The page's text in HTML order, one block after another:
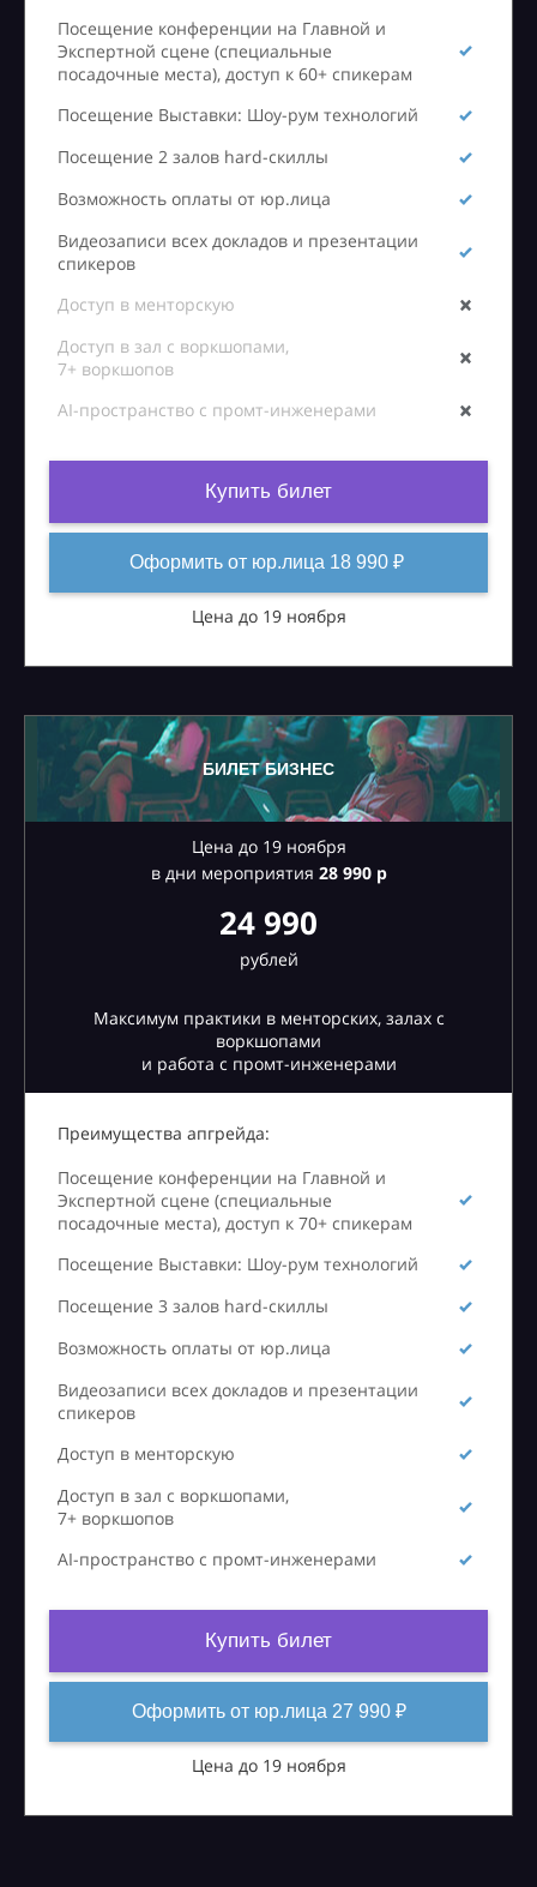
Посещение конференции на Главной и
Экспертной сцене (специальные
посадочные места), доступ к 60+ спикерам
Посещение Выставки: Шоу-рум технологий
Посещение 2 залов hard-скиллы
Возможность оплаты от юр.лица
Видеозаписи всех докладов и презентации
спикеров
Доступ в менторскую
Доступ в зал с воркшопами,
7+ воркшопов
AI-пространство с промт-инженерами
Купить билет
Оформить от юр.лица 18 990 ₽
Цена до 19 ноября
БИЛЕТ БИЗНЕС
Цена до 19 ноября
в дни мероприятия 28990 р
24 990
рублей
Максимум практики в менторских, залах с
воркшопами
и работа с промт-инженерами
Преимущества апгрейда:
Посещение конференции на Главной и
Экспертной сцене (специальные
посадочные места), доступ к 70+ спикерам
Посещение Выставки: Шоу-рум технологий
Посещение 3 залов hard-скиллы
Возможность оплаты от юр.лица
Видеозаписи всех докладов и презентации
спикеров
Доступ в менторскую
Доступ в зал с воркшопами,
7+ воркшопов
AI-пространство с промт-инженерами
Купить билет
Оформить от юр.лица 27 990 ₽
Цена до 19 ноября